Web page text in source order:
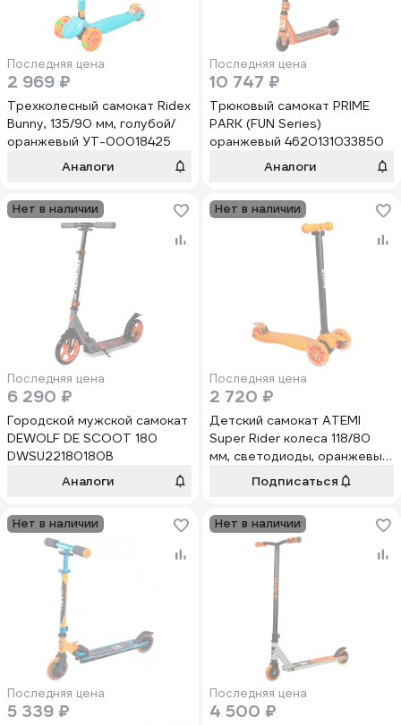
Последняя цена
2 969 ₽
Трехколесный самокат Ridex
Bunny, 135/90 мм, голубой/
оранжевый УТ-00018425
Аналоги
Последняя цена
10 747 ₽
Трюковый самокат PRIME
PARK (FUN Series)
оранжевый 4620131033850
Аналоги
Нет в наличии
Последняя цена
6 290 ₽
Городской мужской самокат
DEWOLF DE SCOOT 180
DWSU22180180B
Аналоги
Нет в наличии
Последняя цена
2 720 ₽
Детский самокат ATEMI
Super Rider колеса 118/80
мм, светодиоды, оранжевый
AKC02A 00-00006918
Подписаться
Нет в наличии
Последняя цена
5 339 ₽
Нет в наличии
Последняя цена
4 500 ₽